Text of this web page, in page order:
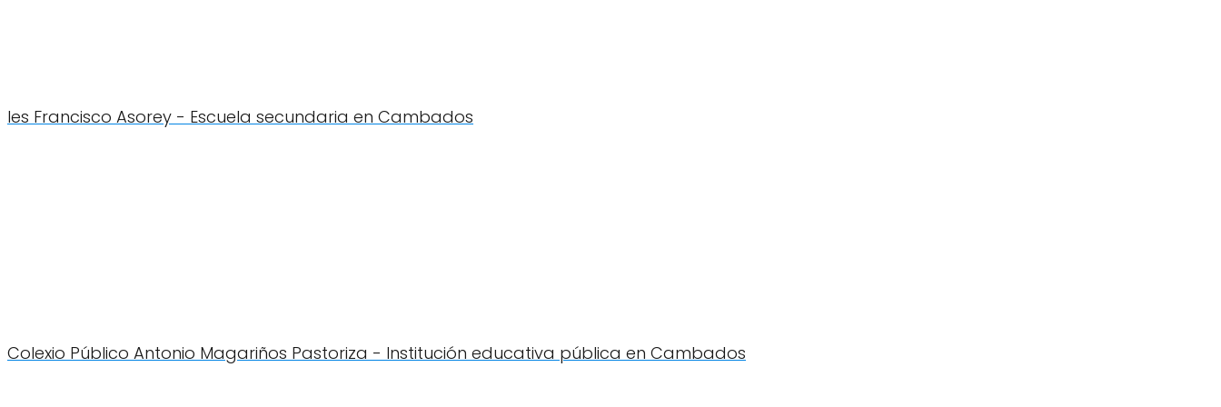
Ies Francisco Asorey - Escuela secundaria en Cambados
Colexio Público Antonio Magariños Pastoriza - Institución educativa pública en Cambados